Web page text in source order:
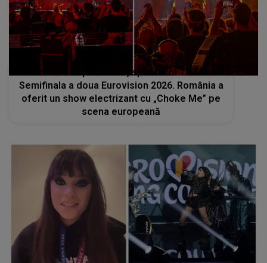
Alexandra Căpitănescu, spectacol TOTAL în
Semifinala a doua Eurovision 2026. România a
oferit un show electrizant cu „Choke Me” pe
scena europeană